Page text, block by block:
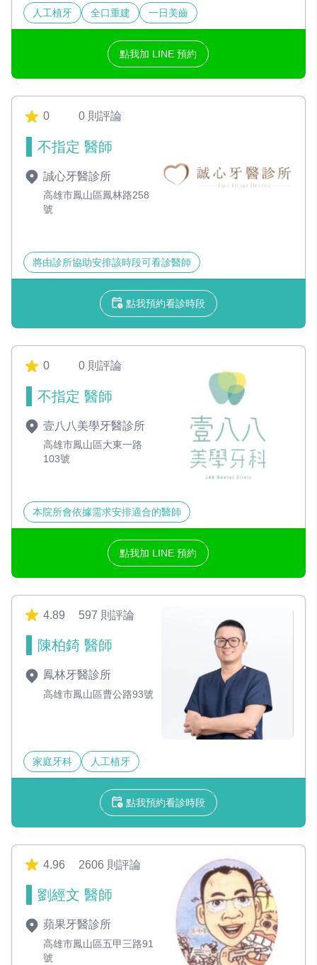
人工植牙 全口重建 一日美齒
點我加 LINE 預約
0 0 則評論
不指定 醫師
誠心牙醫診所
高雄市鳳山區鳳林路258
號
將由診所協助安排該時段可看診醫師
點我預約看診時段
0 0 則評論
不指定 醫師
壹八八美學牙醫診所
高雄市鳳山區大東一路
103號
本院所會依據需求安排適合的醫師
點我加 LINE 預約
4.89 597 則評論
陳柏錡 醫師
鳳林牙醫診所
高雄市鳳山區曹公路93號
家庭牙科 人工植牙
點我預約看診時段
4.96 2606 則評論
劉經文 醫師
蘋果牙醫診所
高雄市鳳山區五甲三路91
號